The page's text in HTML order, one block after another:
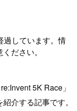
過しています。情
ださい。
5K Race」
介する記事です。